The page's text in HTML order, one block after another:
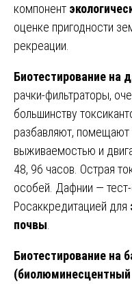
компонент
оценке пригодности
рекреации.
Биотестирование на
рачки-фильтраторы,
большинству
разбавляют,
выживаемостью и
48, 96 часов. Острая
особей. Дафнии —
Росаккредитацией для
почвы
Биотестирование на